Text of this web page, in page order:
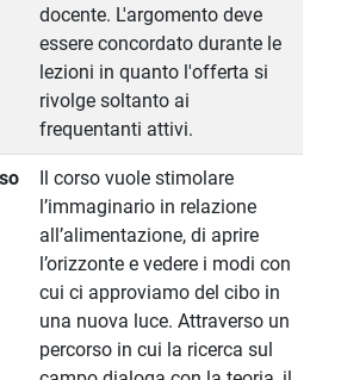
docente. L'argomento deve
essere concordato durante le
lezioni in quanto l'offerta si
rivolge soltanto ai
frequentanti attivi.
Il corso vuole stimolare
l’immaginario in relazione
all’alimentazione, di aprire
l’orizzonte e vedere i modi con
cui ci approviamo del cibo in
una nuova luce. Attraverso un
percorso in cui la ricerca sul